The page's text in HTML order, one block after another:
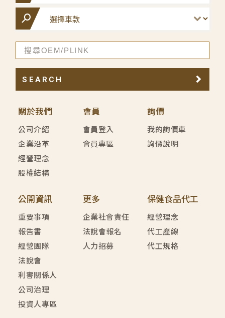
關於我們
公司介紹
企業沿革
經營理念
股權結構
會員
會員登入
會員專區
詢價
我的詢價車
詢價說明
公開資訊
重要事項
報告書
經營團隊
法說會
利害關係人
公司治理
投資人專區
更多
企業社會責任
法說會報名
人力招募
保健食品代工
經營理念
代工產線
代工規格
SEARCH